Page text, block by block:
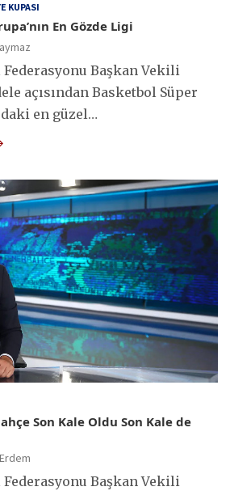
KUPASI
En Gözde Ligi
Başkan Vekili
açısından Basketbol Süper
en güzel…
Son Kale Oldu Son Kale de
Başkan Vekili